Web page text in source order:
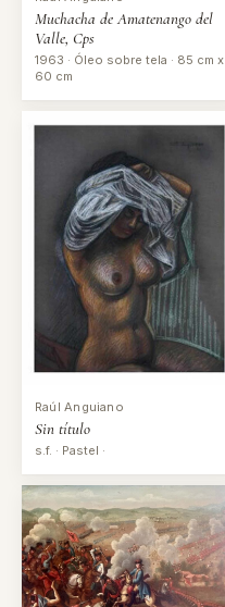
Muchacha de Amatenango del
Valle, Cps
1963 · Óleo sobre tela · 85 cm x
60 cm
Raúl Anguiano
Sin título
s.f. · Pastel ·